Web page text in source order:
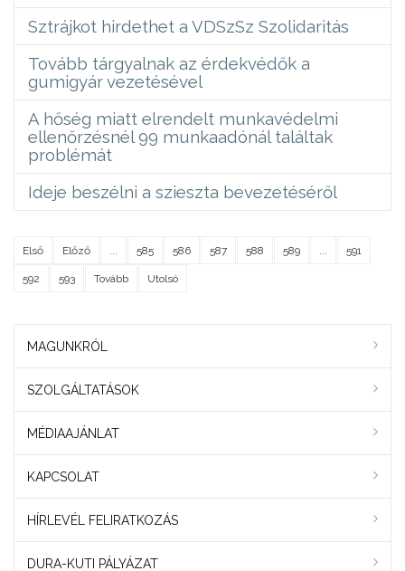
Sztrájkot hirdethet a VDSzSz Szolidaritás
Tovább tárgyalnak az érdekvédők a
gumigyár vezetésével
A hőség miatt elrendelt munkavédelmi
ellenőrzésnél 99 munkaadónál találtak
problémát
Ideje beszélni a szieszta bevezetéséről
Első Előző 585 586 587 588 589 591
592 593 Tovább Utolsó
MAGUNKRÓL
SZOLGÁLTATÁSOK
MÉDIAAJÁNLAT
KAPCSOLAT
HÍRLEVÉL FELIRATKOZÁS
DURA-KUTI PÁLYÁZAT